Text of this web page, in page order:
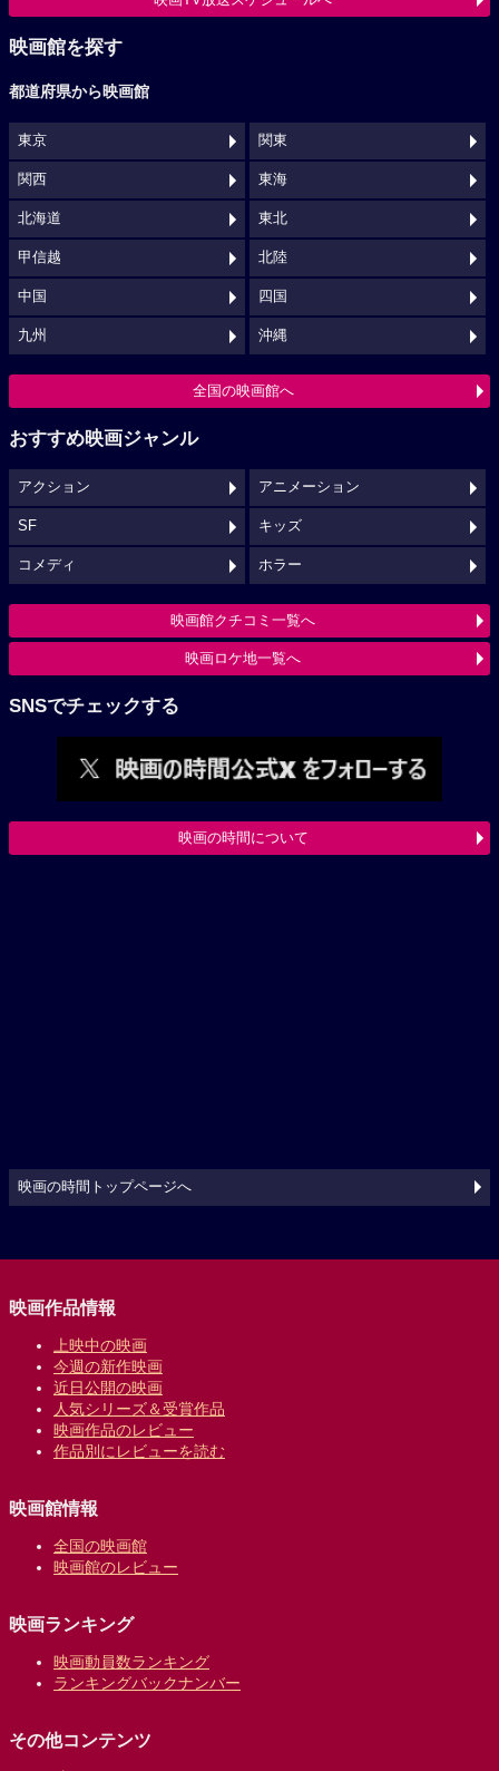
映画館を探す
都道府県から映画館
東京 関東
関西 東海
北海道 東北
甲信越 北陸
中国 四国
九州 沖縄
全国の映画館へ
おすすめ映画ジャンル
アクション アニメーション
SF キッズ
コメディ ホラー
映画館クチコミ一覧へ
映画ロケ地一覧へ
SNSでチェックする
映画の時間について
映画の時間トップページへ
映画作品情報
上映中の映画
今週の新作映画
近日公開の映画
人気シリーズ＆受賞作品
映画作品のレビュー
作品別にレビューを読む
映画館情報
全国の映画館
映画館のレビュー
映画ランキング
映画動員数ランキング
ランキングバックナンバー
その他コンテンツ